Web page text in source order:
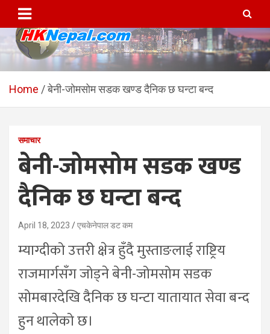
content
HKNepal.com – हङकङबाट
सञ्चालित पहिलो नेपाली अनलाईन
hknepal, hknepal.com, hk nepal, hk nepal com
Home बेनी-जोमसोम सडक खण्ड दैनिक छ घन्टा बन्द
समाचार
बेनी-जोमसोम सडक खण्ड
दैनिक छ घन्टा बन्द
April 18, 2023 एचकेनेपाल डट कम
म्याग्दीको उत्तरी क्षेत्र हुँदै मुस्ताङलाई राष्ट्रिय
राजमार्गसँग जोड्ने बेनी-जोमसोम सडक
सोमबारदेखि दैनिक छ घन्टा यातायात सेवा बन्द
हुन थालेको छ।